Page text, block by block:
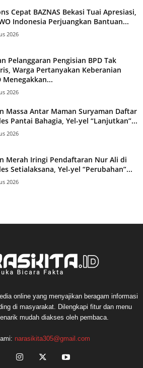
Cepat BAZNAS Bekasi Tuai Apresiasi,
Indonesia Perjuangkan Bantuan...
2026
Pelanggaran Pengisian BPD Tak
Warga Pertanyakan Keberanian
Menegakkan...
2026
Massa Antar Maman Suryaman Daftar
Pantai Bahagia, Yel-yel “Lanjutkan”...
2026
Merah Iringi Pendaftaran Nur Ali di
Setialaksana, Yel-yel “Perubahan”...
2026
online yang menyajikan beragam informasi
di masyarakat. Dilengkapi fitur dan menu
mudah diakses oleh pembaca.
narasikita305@gmail.com